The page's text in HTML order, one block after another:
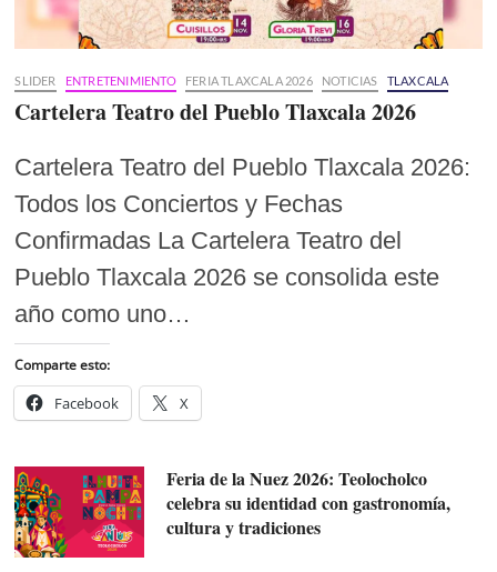
SLIDER ENTRETENIMIENTO FERIA TLAXCALA 2026 NOTICIAS TLAXCALA
Cartelera Teatro del Pueblo Tlaxcala 2026
Cartelera Teatro del Pueblo Tlaxcala 2026:
Todos los Conciertos y Fechas
Confirmadas La Cartelera Teatro del
Pueblo Tlaxcala 2026 se consolida este
año como uno…
Comparte esto:
Facebook X
Feria de la Nuez 2026: Teolocholco
celebra su identidad con gastronomía,
cultura y tradiciones